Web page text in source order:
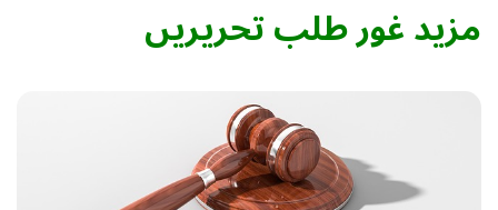
مزید غور طلب تحریریں